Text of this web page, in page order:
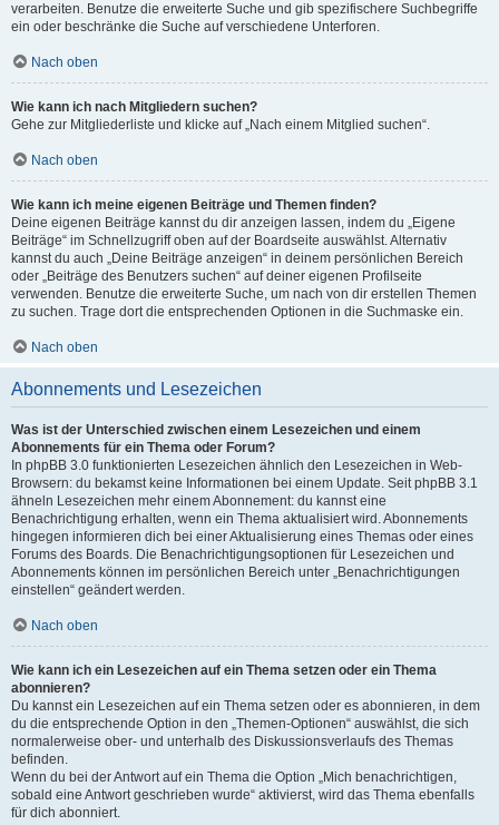
verarbeiten. Benutze die erweiterte Suche und gib spezifischere Suchbegriffe
ein oder beschränke die Suche auf verschiedene Unterforen.
Nach oben
Wie kann ich nach Mitgliedern suchen?
Gehe zur Mitgliederliste und klicke auf „Nach einem Mitglied suchen“.
Nach oben
Wie kann ich meine eigenen Beiträge und Themen finden?
Deine eigenen Beiträge kannst du dir anzeigen lassen, indem du „Eigene
Beiträge“ im Schnellzugriff oben auf der Boardseite auswählst. Alternativ
kannst du auch „Deine Beiträge anzeigen“ in deinem persönlichen Bereich
oder „Beiträge des Benutzers suchen“ auf deiner eigenen Profilseite
verwenden. Benutze die erweiterte Suche, um nach von dir erstellen Themen
zu suchen. Trage dort die entsprechenden Optionen in die Suchmaske ein.
Nach oben
Abonnements und Lesezeichen
Was ist der Unterschied zwischen einem Lesezeichen und einem
Abonnements für ein Thema oder Forum?
In phpBB 3.0 funktionierten Lesezeichen ähnlich den Lesezeichen in Web-
Browsern: du bekamst keine Informationen bei einem Update. Seit phpBB 3.1
ähneln Lesezeichen mehr einem Abonnement: du kannst eine
Benachrichtigung erhalten, wenn ein Thema aktualisiert wird. Abonnements
hingegen informieren dich bei einer Aktualisierung eines Themas oder eines
Forums des Boards. Die Benachrichtigungsoptionen für Lesezeichen und
Abonnements können im persönlichen Bereich unter „Benachrichtigungen
einstellen“ geändert werden.
Nach oben
Wie kann ich ein Lesezeichen auf ein Thema setzen oder ein Thema
abonnieren?
Du kannst ein Lesezeichen auf ein Thema setzen oder es abonnieren, in dem
du die entsprechende Option in den „Themen-Optionen“ auswählst, die sich
normalerweise ober- und unterhalb des Diskussionsverlaufs des Themas
befinden.
Wenn du bei der Antwort auf ein Thema die Option „Mich benachrichtigen,
sobald eine Antwort geschrieben wurde“ aktivierst, wird das Thema ebenfalls
für dich abonniert.